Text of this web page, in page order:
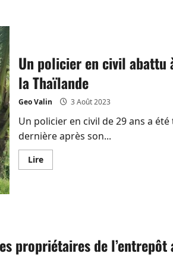
Un policier en civil abattu
la Thaïlande
Geo Valin 3 Août 2023
Un policier en civil de 29 ans a
dernière après son...
LireEn
savoir
Pattani,
Sud
propriétaires de